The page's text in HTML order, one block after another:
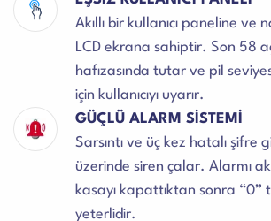
Akıllı bir kullanıcı paneline ve
LCD ekrana sahiptir. Son 58
hafızasında tutar ve pil
için kullanıcıyı uyarır.
GÜÇLÜ ALARM SİSTEMİ
Sarsıntı ve üç kez hatalı şifre
üzerinde siren çalar. Alarmı
kasayı kapattıktan sonra “0”
yeterlidir.